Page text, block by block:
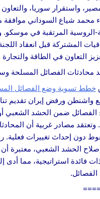
واستقرار سوريا،
محمد شياع السوداني موافقة
الروسية المرتقبة في
المشتركة قبل انعقاد
التعاون في الطاقة والتجارة
محادثات الفصائل
خطط تسوية وضع الفصائل
واشنطن ورفض إيران تقديم
الفصائل ضمن الحشد الشعبي
وتعتقد مصادر غربية أن
دون إحداث تغييرات فعلية.
الحشد الشعبي، معتبرة أن
ذات فائدة استراتيجية، مما أدى